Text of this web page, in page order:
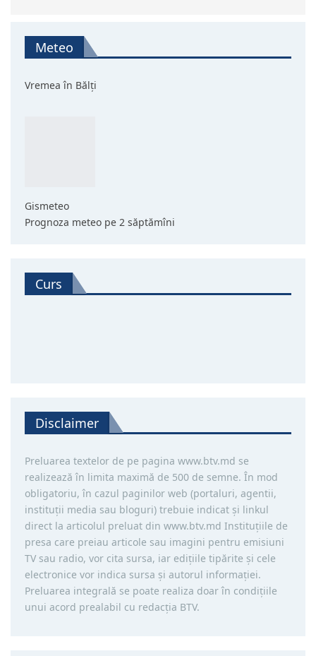
Meteo
Vremea în Bălți
Gismeteo
Prognoza meteo pe 2 săptămîni
Curs
Disclaimer
Preluarea textelor de pe pagina www.btv.md se
realizează în limita maximă de 500 de semne. În mod
obligatoriu, în cazul paginilor web (portaluri, agentii,
instituţii media sau bloguri) trebuie indicat şi linkul
direct la articolul preluat din www.btv.md Instituţiile de
presa care preiau articole sau imagini pentru emisiuni
TV sau radio, vor cita sursa, iar ediţiile tipărite și cele
electronice vor indica sursa şi autorul informaţiei.
Preluarea integrală se poate realiza doar în condiţiile
unui acord prealabil cu redacţia BTV.